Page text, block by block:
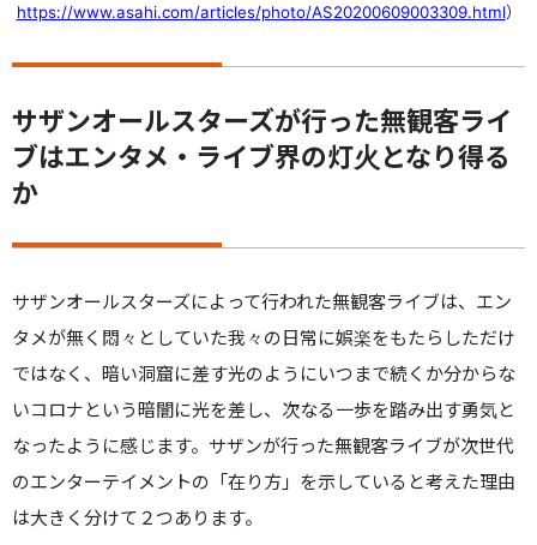
https://www.asahi.com/articles/photo/AS20200609003309.html）
サザンオールスターズが行った無観客ライ
ブはエンタメ・ライブ界の灯火となり得る
か
サザンオールスターズによって行われた無観客ライブは、エン
タメが無く悶々としていた我々の日常に娯楽をもたらしただけ
ではなく、暗い洞窟に差す光のようにいつまで続くか分からな
いコロナという暗闇に光を差し、次なる一歩を踏み出す勇気と
なったように感じます。サザンが行った無観客ライブが次世代
のエンターテイメントの「在り方」を示していると考えた理由
は大きく分けて２つあります。